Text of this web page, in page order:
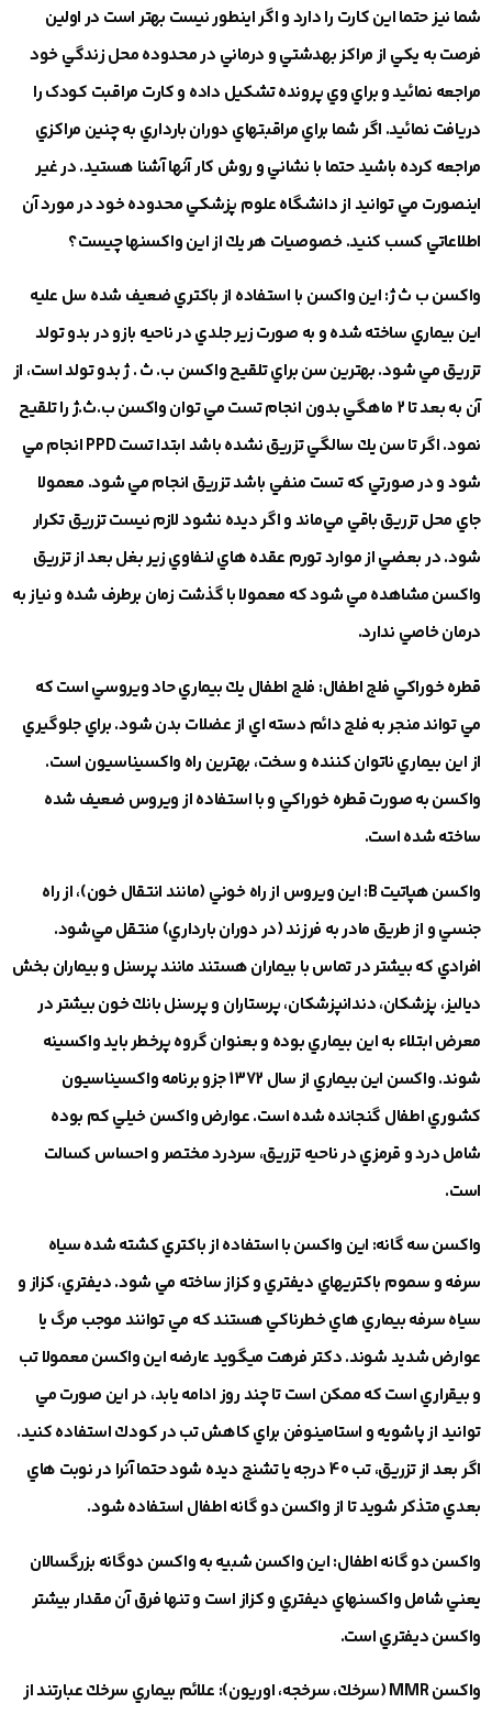
شما نيز حتما اين كارت را دارد و اگر اينطور نيست بهتر است در اولين
فرصت به يكي از مراكز بهدشتي و درماني در محدوده محل زندگي خود
مراجعه نمائيد و براي وي پرونده تشكيل داده و كارت مراقبت كودک را
دريافت نمائيد. اگر شما براي مراقبتهاي دوران بارداري به چنين مراكزي
مراجعه كرده باشيد حتما با نشاني و روش كار آنها آشنا هستيد. در غير
اينصورت مي توانيد از دانشگاه علوم پزشكي محدوده خود در مورد آن
اطلاعاتي كسب كنيد. خصوصيات هر يك از اين واكسنها چيست؟
واكسن ب ث ژ: اين واكسن با استفاده از باكتري ضعيف شده سل عليه
اين بيماري ساخته شده و به صورت زير جلدي در ناحيه بازو در بدو تولد
تزريق مي شود. بهترين سن براي تلقيح واكسن ب. ث . ژ بدو تولد است، از
آن به بعد تا 2 ماهگي بدون انجام تست مي توان واكسن ب.ث.ژ را تلقيح
نمود. اگر تا سن يك سالگي تزريق نشده باشد ابتدا تست PPD انجام مي
شود و در صورتي كه تست منفي باشد تزريق انجام مي شود. معمولا
جاي محل تزريق باقي مي‌ماند و اگر ديده نشود لازم نيست تزريق تكرار
شود. در بعضي از موارد تورم عقده هاي لنفاوي زير بغل بعد از تزريق
واكسن مشاهده مي شود كه معمولا با گذشت زمان برطرف شده و نياز به
درمان خاصي ندارد.
قطره خوراكي فلج اطفال: فلج اطفال يك بيماري حاد ويروسي است كه
مي تواند منجر به فلج دائم دسته اي از عضلات بدن شود. براي جلوگيري
از اين بيماري ناتوان كننده و سخت، بهترين راه واكسيناسيون است.
واكسن به صورت قطره خوراكي و با استفاده از ويروس ضعيف شده
ساخته شده است.
واكسن هپاتيتB: اين ويروس از راه خوني (مانند انتقال خون)، از راه
جنسي و از طريق مادر به فرزند (در دوران بارداري) منتقل مي‌شود.
افرادي كه بيشتر در تماس با بيماران هستند مانند پرسنل و بيماران بخش
دياليز، پزشكان، دندانپزشكان، پرستاران و پرسنل بانك خون بيشتر در
معرض ابتلاء به اين بيماري بوده و بعنوان گروه پرخطر بايد واكسينه
شوند. واكسن اين بيماري از سال 1372 جزو برنامه واكسيناسيون
كشوري اطفال گنجانده شده است. عوارض واكسن خيلي كم بوده
شامل درد و قرمزي در ناحيه تزريق، سردرد مختصر و احساس كسالت
است.
واكسن سه گانه: اين واكسن با استفاده از باكتري كشته شده سياه
سرفه و سموم باكتريهاي ديفتري و كزاز ساخته مي شود. ديفتري، كزاز و
سياه سرفه بيماري هاي خطرناكي هستند كه مي توانند موجب مرگ يا
عوارض شديد شوند. دکتر فرهت میگوید عارضه اين واكسن معمولا تب
و بيقراري است كه ممكن است تا چند روز ادامه يابد، در اين صورت مي
توانيد از پاشويه و استامينوفن براي كاهش تب در كودك استفاده كنيد.
اگر بعد از تزريق، تب 40 درجه يا تشنج ديده شود حتما آنرا در نوبت هاي
بعدي متذكر شويد تا از واكسن دو گانه اطفال استفاده شود.
واكسن دو گانه اطفال: اين واكسن شبيه به واكسن دوگانه بزرگسالان
يعني شامل واكسنهاي ديفتري و كزاز است و تنها فرق آن مقدار بيشتر
واكسن ديفتري است.
واكسنMMR(سرخك، سرخجه، اوريون): علائم بيماري سرخك عبارتند از